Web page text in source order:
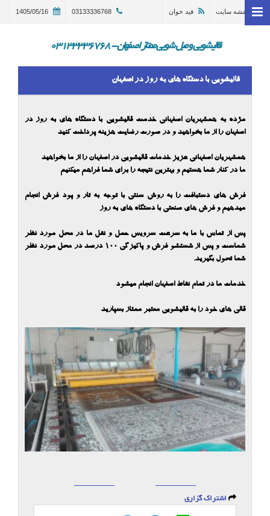
خانه
ترمیم و تعمیر قالی اصفهان
گالری
درباره ما
در خواست سرویس
03133336768
1405/05/16 نقشه سایت فید خوان
قالیشویی و مبل شویی ممتاز اصفهان - 03133336768
قالیشویی با دستگاه های به روز در اصفهان
مژده به همشهریان اصفهانی خدمت قالیشویی با دستگاه های به روز در
اصفهان را از ما بخواهید و در صورت رضایت هزینه پرداخت کنید
همشهریان اصفهانی عزیز خدمات قالیشویی در اصفهان را از ما بخواهید
ما در کنار شما هستیم و بهترین نتیجه را برای شما فراهم میکنیم
فرش های دستبافت را به روش سنتی با توجه به تار و پود فرش انجام
میدهیم و فرش های صنعتی با دستگاه های به روز
پس از تماس با ما به سرعت سرویس حمل و نقل ما در محل مورد نظر
شماست و پس از شستشو فرش و پاکیزگی 100 درصد در محل مورد نظر
شما تحول بگیرید.
خدمات ما در تمام نقاط اصفهان انجام میشود
قالی های خود را به قالیشویی معتبر ممتاز بسپارید
اشتراک گزاری